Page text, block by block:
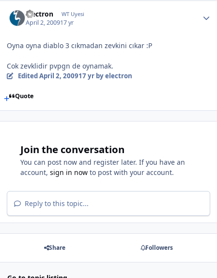
electron WT Uyesi
April 2, 200917 yr
Oyna oyna diablo 3 cıkmadan zevkini cıkar :P
Cok zevklidir pvpgn de oynamak.
EditedApril 2, 200917 yrby electron
Quote
Join the conversation
You can post now and register later. If you have an
account, sign in now to post with your account.
Reply to this topic...
Share Followers